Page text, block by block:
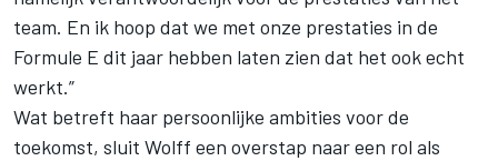
team. En ik hoop dat we met onze prestaties in de
Formule E dit jaar hebben laten zien dat het ook echt
werkt.”
Wat betreft haar persoonlijke ambities voor de
toekomst, sluit Wolff een overstap naar een rol als